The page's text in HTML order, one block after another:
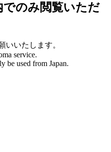
のみ閲覧いただ
いいたします。
service.
be used from Japan.